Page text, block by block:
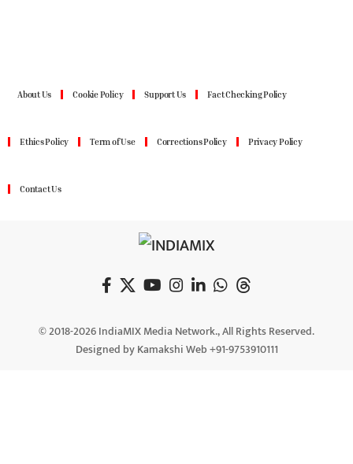
About Us Cookie Policy Support Us Fact Checking Policy
Ethics Policy Term of Use Corrections Policy Privacy Policy
Contact Us
© 2018-2026 IndiaMIX Media Network., All Rights Reserved.
Designed by Kamakshi Web +91-9753910111